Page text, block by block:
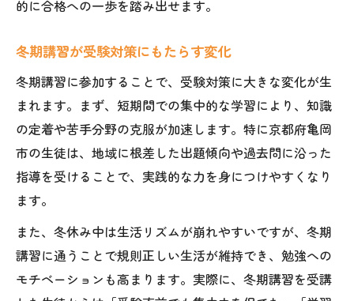
的に合格への一歩を踏み出せます。
冬期講習が受験対策にもたらす変化
冬期講習に参加することで、受験対策に大きな変化が生
まれます。まず、短期間での集中的な学習により、知識
の定着や苦手分野の克服が加速します。特に京都府亀岡
市の生徒は、地域に根差した出題傾向や過去問に沿った
指導を受けることで、実践的な力を身につけやすくなり
ます。
また、冬休み中は生活リズムが崩れやすいですが、冬期
講習に通うことで規則正しい生活が維持でき、勉強への
モチベーションも高まります。実際に、冬期講習を受講